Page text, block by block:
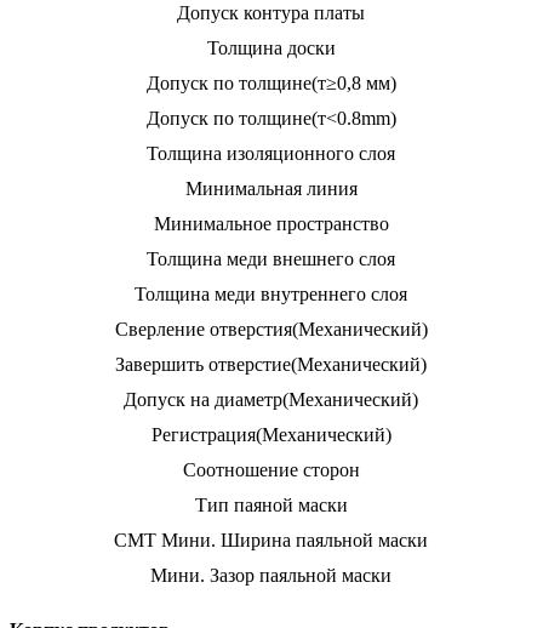
Допуск контура платы
Толщина доски
Допуск по толщине(т≥0,8 мм)
Допуск по толщине(т<0.8mm)
Толщина изоляционного слоя
Минимальная линия
Минимальное пространство
Толщина меди внешнего слоя
Толщина меди внутреннего слоя
Сверление отверстия(Механический)
Завершить отверстие(Механический)
Допуск на диаметр(Механический)
Регистрация(Механический)
Соотношение сторон
Тип паяной маски
СМТ Мини. Ширина паяльной маски
Мини. Зазор паяльной маски